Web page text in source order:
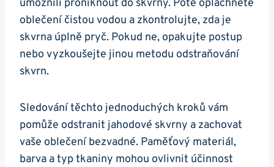
umožnili proniknout do skvrny. Poté opláchněte
⁤oblečení čistou vodou a zkontrolujte, zda je
skvrna ​úplně ​pryč. Pokud ne,⁤ opakujte postup
nebo vyzkoušejte jinou metodu ​odstraňování
⁤skvrn.
Sledování těchto jednoduchých⁣ kroků vám
pomůže odstranit jahodové skvrny a zachovat
vaše oblečení bezvadné. Paměťový materiál,
barva a ⁣typ tkaniny mohou ovlivnit⁢ účinnost